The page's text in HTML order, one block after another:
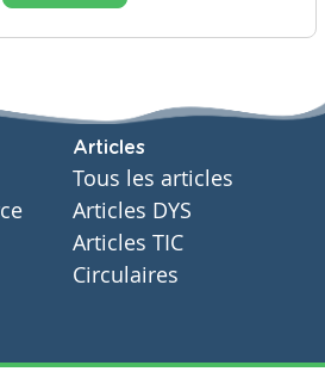
Articles
Tous les articles
Articles DYS
Articles TIC
Circulaires